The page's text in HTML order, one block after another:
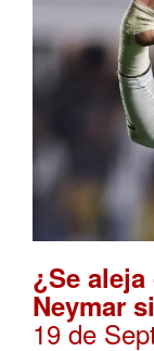
¿Se
Neymar
19 de